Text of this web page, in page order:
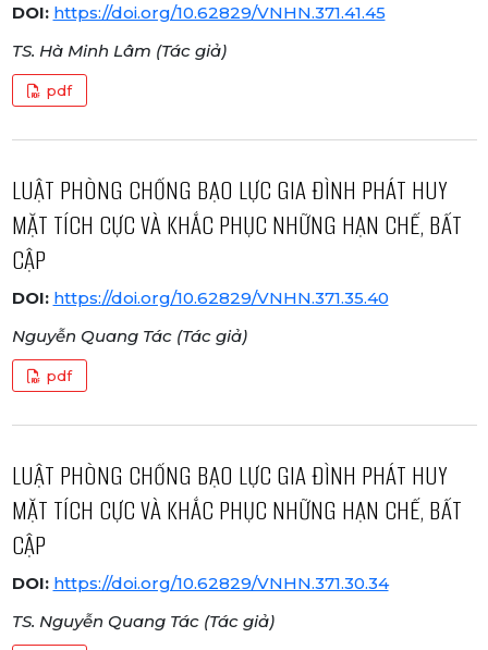
DOI: https://doi.org/10.62829/VNHN.371.41.45
TS. Hà Minh Lâm (Tác giả)
pdf
LUẬT PHÒNG CHỐNG BẠO LỰC GIA ĐÌNH PHÁT HUY
MẶT TÍCH CỰC VÀ KHẮC PHỤC NHỮNG HẠN CHẾ, BẤT
CẬP
DOI: https://doi.org/10.62829/VNHN.371.35.40
Nguyễn Quang Tác (Tác giả)
pdf
LUẬT PHÒNG CHỐNG BẠO LỰC GIA ĐÌNH PHÁT HUY
MẶT TÍCH CỰC VÀ KHẮC PHỤC NHỮNG HẠN CHẾ, BẤT
CẬP
DOI: https://doi.org/10.62829/VNHN.371.30.34
TS. Nguyễn Quang Tác (Tác giả)